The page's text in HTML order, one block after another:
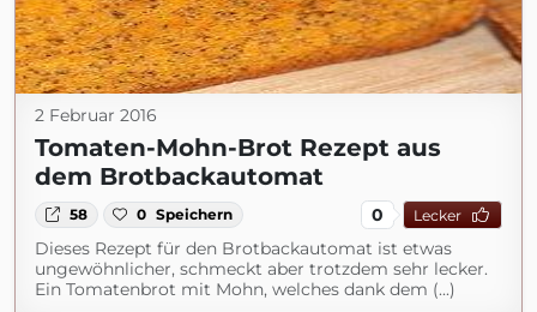
2 Februar 2016
Tomaten-Mohn-Brot Rezept aus
dem Brotbackautomat
58 0 Speichern 0 Lecker
Dieses Rezept für den Brotbackautomat ist etwas
ungewöhnlicher, schmeckt aber trotzdem sehr lecker.
Ein Tomatenbrot mit Mohn, welches dank dem (...)